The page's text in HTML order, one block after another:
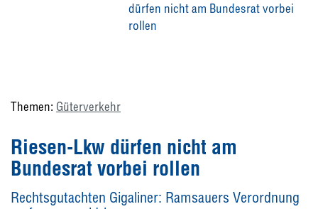
dürfen nicht am Bundesrat vorbei
rollen
Themen: Güterverkehr
Riesen-Lkw dürfen nicht am
Bundesrat vorbei rollen
Rechtsgutachten Gigaliner: Ramsauers Verordnung